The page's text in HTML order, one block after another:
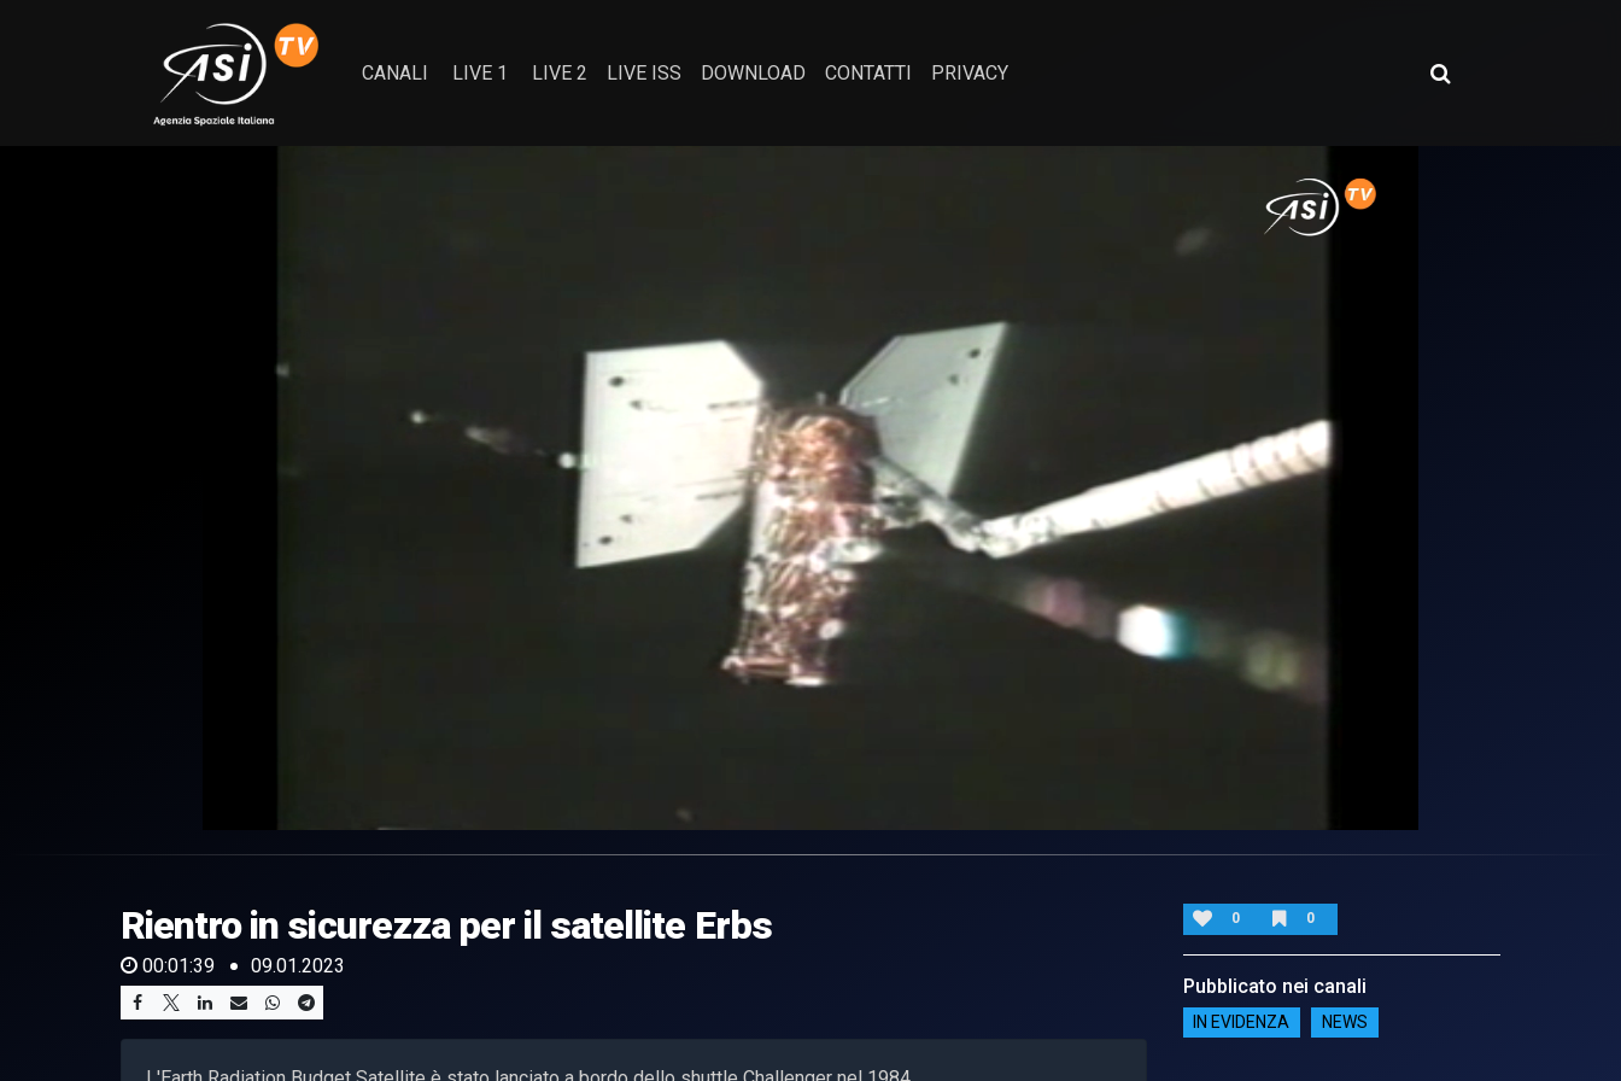
CANALI LIVE 1 LIVE 2 LIVE ISS DOWNLOAD CONTATTI PRIVACY
of
39
secondsVolume
0%
Rientro in sicurezza per il satellite Erbs
00:01:39 09.01.2023
0 0
Pubblicato nei canali
IN EVIDENZA NEWS